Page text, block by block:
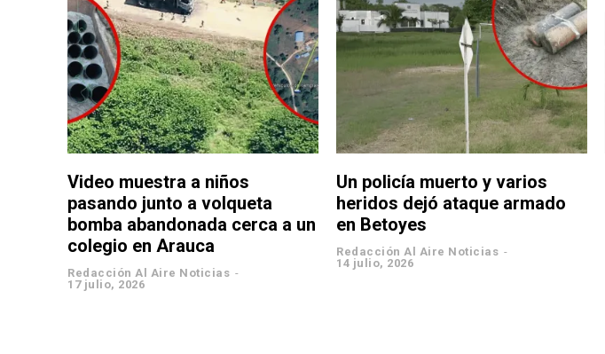
Video muestra a niños
pasando junto a volqueta
bomba abandonada cerca a un
colegio en Arauca
Redacción Al Aire Noticias -
17 julio, 2026
Un policía muerto y varios
heridos dejó ataque armado
en Betoyes
Redacción Al Aire Noticias -
14 julio, 2026